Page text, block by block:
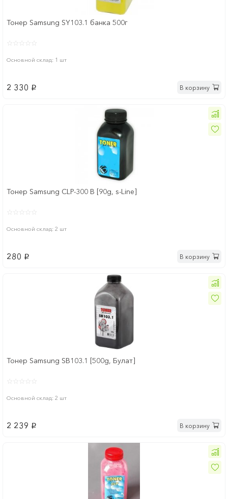
Тонер Samsung SY103.1 банка 500г
Основной склад: 1 шт
2 330 p В корзину
Тонер Samsung CLP-300 B [90g, s-Line]
Основной склад: 2 шт
280 p В корзину
Тонер Samsung SB103.1 [500g, Булат]
Основной склад: 2 шт
2 239 p В корзину